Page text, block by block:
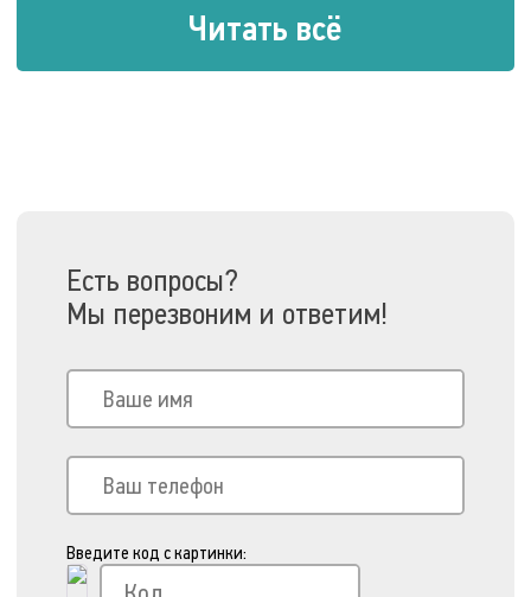
Читать всё
Есть вопросы?
Мы перезвоним и ответим!
Введите код с картинки: